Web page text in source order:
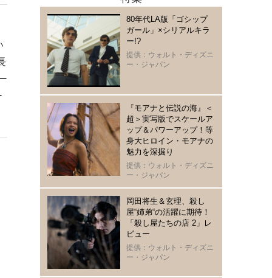
80年代LA版「ゴシップ
ガール」×シリアルキラ
ー!?
提供：ウォルト・ディズニ
ー・ジャパン
『モアナと伝説の海』＜
超＞実写版でスケールア
ップ＆パワーアップ！等
身大ヒロイン・モアナの
魅力を深掘り
提供：ウォルト・ディズニ
ー・ジャパン
岡田将生＆玄理、殺し
屋“姉弟“の活躍に期待！
「殺し屋たちの店 2」レ
ビュー
提供：ウォルト・ディズニ
ー・ジャパン